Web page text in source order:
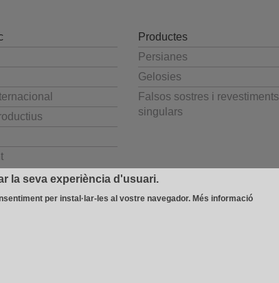
Productes
Persianes
Gelosies
Falsos sostres i revestiments
singulars
la seva experiència d'usuari.
per instal·lar-les al vostre navegador. Més informació